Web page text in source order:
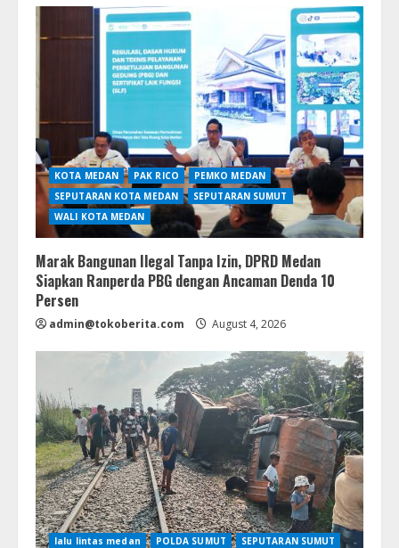
KOTA MEDAN PAK RICO
PEMKO MEDAN
SEPUTARAN KOTA MEDAN
SEPUTARAN SUMUT
WALI KOTA MEDAN
Marak Bangunan Ilegal Tanpa Izin, DPRD Medan
Siapkan Ranperda PBG dengan Ancaman Denda 10
Persen
admin@tokoberita.com August 4, 2026
lalu lintas medan POLDA SUMUT
SEPUTARAN SUMUT